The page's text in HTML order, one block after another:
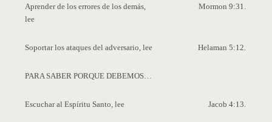
Aprender de los errores de los demás,
lee
Mormon 9:31.
Soportar los ataques del adversario, lee Helaman 5:12.
PARA SABER PORQUE DEBEMOS…
Escuchar al Espíritu Santo, lee Jacob 4:13.